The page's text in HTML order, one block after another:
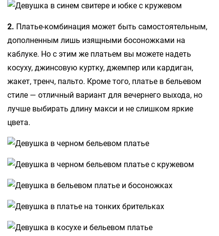
2. Платье-комбинация может быть самостоятельным,
дополненным лишь изящными босоножками на
каблуке. Но с этим же платьем вы можете надеть
косуху, джинсовую куртку, джемпер или кардиган,
жакет, тренч, пальто. Кроме того, платье в бельевом
стиле — отличный вариант для вечернего выхода, но
лучше выбирать длину макси и не слишком яркие
цвета.